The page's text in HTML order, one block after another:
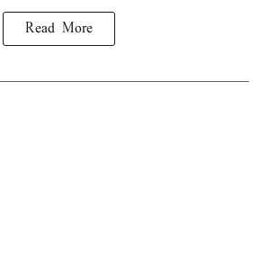
Read More